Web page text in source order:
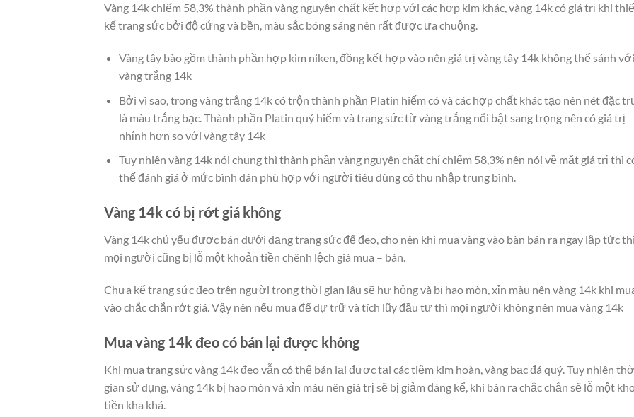
Vàng 14k chiếm 58,3% thành phần vàng nguyên chất kết hợp với các hợp kim khác, vàng 14k có giá trị khi
kế trang sức bởi độ cứng và bền, màu sắc bóng sáng nên rất được ưa chuộng.
Vàng tây bào gồm thành phần hợp kim niken, đồng kết hợp vào nên giá trị vàng tây 14k không thể sánh với
vàng trắng 14k
Bởi vì sao, trong vàng trắng 14k có trộn thành phần Platin hiếm có và các hợp chất khác tạo nên nét đặc
là màu trắng bạc. Thành phần Platin quý hiếm và trang sức từ vàng trắng nổi bật sang trọng nên có giá trị
nhỉnh hơn so với vàng tây 14k
Tuy nhiên vàng 14k nói chung thì thành phần vàng nguyên chất chỉ chiếm 58,3% nên nói về mặt giá trị thì
thế đánh giá ở mức bình dân phù hợp với người tiêu dùng có thu nhập trung bình.
Vàng 14k có bị rớt giá không
Vàng 14k chủ yếu được bán dưới dạng trang sức để đeo, cho nên khi mua vàng vào bàn bán ra ngay lập tức thì
mọi người cũng bị lỗ một khoản tiền chênh lệch giá mua – bán.
Chưa kể trang sức đeo trên người trong thời gian lâu sẽ hư hỏng và bị hao mòn, xỉn màu nên vàng 14k khi
vào chắc chắn rớt giá. Vậy nên nếu mua để dự trữ và tích lũy đầu tư thì mọi người không nên mua vàng 14k
Mua vàng 14k đeo có bán lại được không
Khi mua trang sức vàng 14k đeo vẫn có thể bán lại được tại các tiệm kim hoàn, vàng bạc đá quý. Tuy nhiên
gian sử dụng, vàng 14k bị hao mòn và xỉn màu nên giá trị sẽ bị giảm đáng kể, khi bán ra chắc chắn sẽ lỗ một
tiền kha khá.